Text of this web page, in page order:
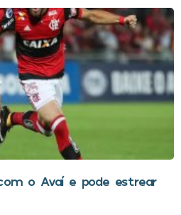
o Avaí e pode estrear